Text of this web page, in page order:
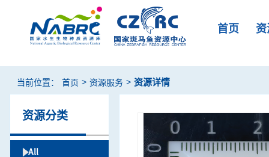
首页
当前位置： 首页 > 资源服务 > 资源详情
资源分类
All